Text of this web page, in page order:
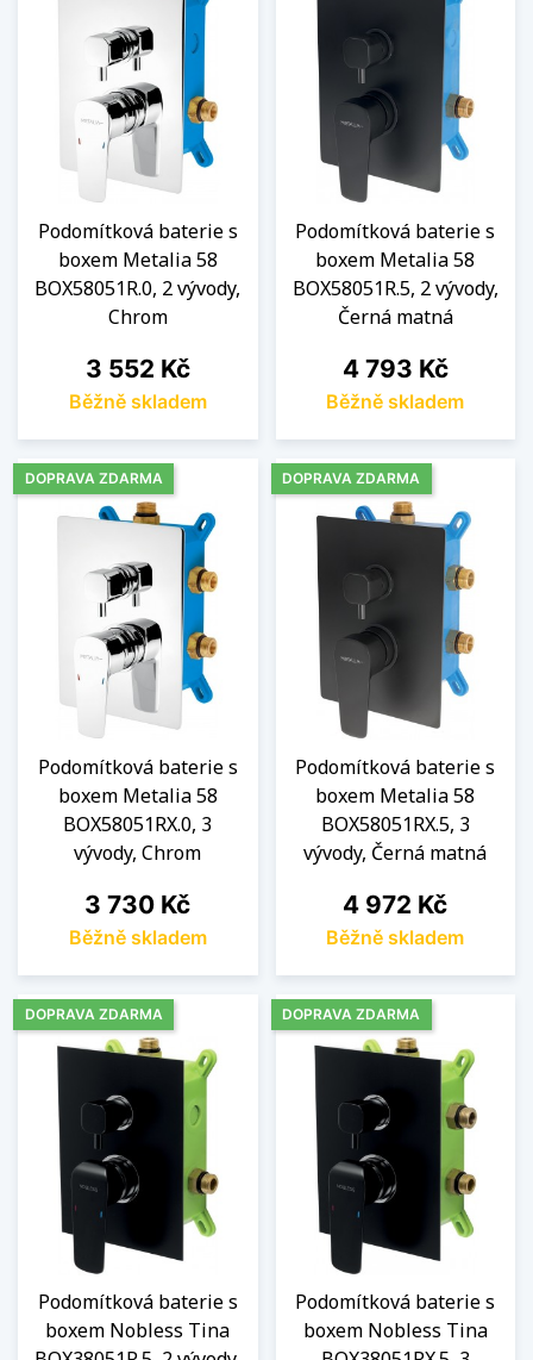
Podomítková baterie s
boxem Metalia 58
BOX58051R.0, 2 vývody,
Chrom
Cena
3 552 Kč
Běžně skladem
Podomítková baterie s
boxem Metalia 58
BOX58051R.5, 2 vývody,
Černá matná
Cena
4 793 Kč
Běžně skladem
Podomítková baterie s
boxem Metalia 58
BOX58051RX.0, 3
vývody, Chrom
Cena
3 730 Kč
Běžně skladem
DOPRAVA ZDARMA
Podomítková baterie s
boxem Metalia 58
BOX58051RX.5, 3
vývody, Černá matná
Cena
4 972 Kč
Běžně skladem
DOPRAVA ZDARMA
Podomítková baterie s
boxem Nobless Tina
DOPRAVA ZDARMA
Podomítková baterie s
boxem Nobless Tina
DOPRAVA ZDARMA